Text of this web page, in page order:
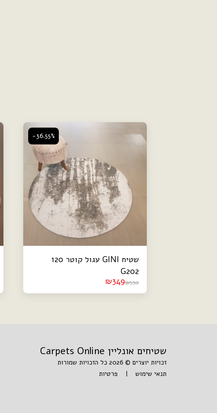
-36.55%
שטיח GINI עגול קוטר 120
G202
₪550
₪349
שטיחים אונליין Carpets Online
זכויות יוצרים © 2026 כל הזכויות שמורות
תנאי שימוש | פרטיות